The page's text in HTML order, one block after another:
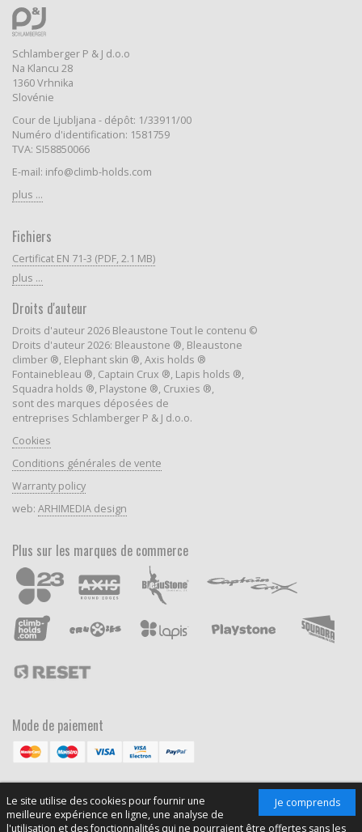
Je comprends
Le site utilise des cookies pour fournir une
meilleure expérience en ligne, une analyse de
l'utilisation et des fonctionnalités qui ne pourraient être offertes sans les
Schlamberger P & J d.o.o
Na Klancu 28
1360 Vrhnika
Slovénie
Cour de Ljubljana - dépôt: 1/33911/00
Numéro d'identification: 1581759
TVA: SI58850066
E-mail: info@climb-holds.com
plus ...
Fichiers
Certificat EN 71-3 (PDF, 2.1 MB)
plus ...
Droits d'auteur
Droits d'auteur 2026 Bleaustone Tout le contenu ©
Droits d'auteur 2026: Bleaustone ®, Bleaustone
climber ®, Elephant skin ®, Axis holds ®
Fontainebleau ®, Captain Crux ®, Lapis holds ®,
Squadra holds ®, Playstone ®, Cruxies ®,
sont des marques déposées de
entreprises Schlamberger P & J d.o.o.
Cookies
Conditions générales de vente
Warranty policy
web: ARHIMEDIA design
Plus sur les marques de commerce
Mode de paiement